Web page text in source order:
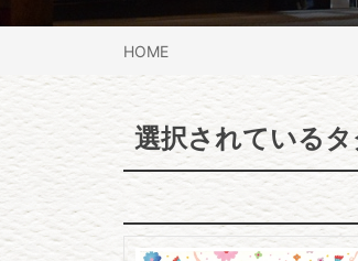
HOME
選択されているタ